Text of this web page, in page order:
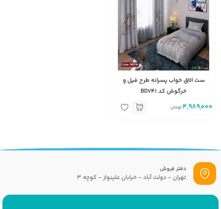
ست اتاق خواب پسرانه طرح فیل و
خرگوش کد BD741
4,989,000 تومان
دفتر فروش
تهران - دولت آباد - خیابان علینواز - کوچه 3